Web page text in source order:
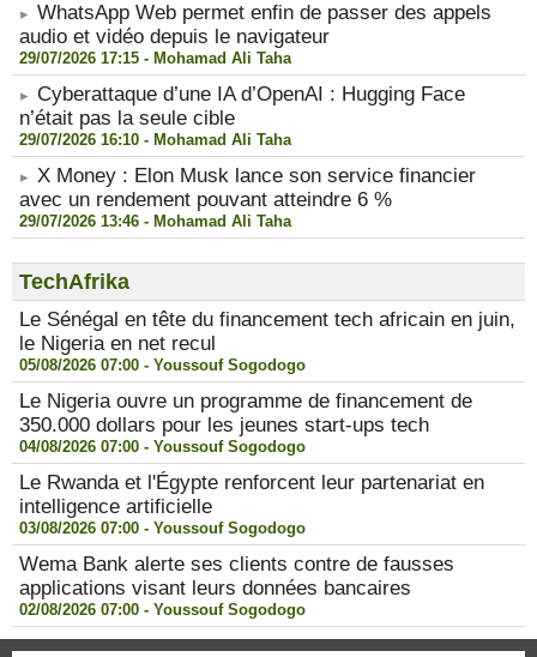
WhatsApp Web permet enfin de passer des appels
audio et vidéo depuis le navigateur
29/07/2026 17:15 - Mohamad Ali Taha
Cyberattaque d’une IA d’OpenAI : Hugging Face
n’était pas la seule cible
29/07/2026 16:10 - Mohamad Ali Taha
X Money : Elon Musk lance son service financier
avec un rendement pouvant atteindre 6 %
29/07/2026 13:46 - Mohamad Ali Taha
TechAfrika
Le Sénégal en tête du financement tech africain en juin,
le Nigeria en net recul
05/08/2026 07:00 - Youssouf Sogodogo
Le Nigeria ouvre un programme de financement de
350.000 dollars pour les jeunes start-ups tech
04/08/2026 07:00 - Youssouf Sogodogo
Le Rwanda et l'Égypte renforcent leur partenariat en
intelligence artificielle
03/08/2026 07:00 - Youssouf Sogodogo
Wema Bank alerte ses clients contre de fausses
applications visant leurs données bancaires
02/08/2026 07:00 - Youssouf Sogodogo